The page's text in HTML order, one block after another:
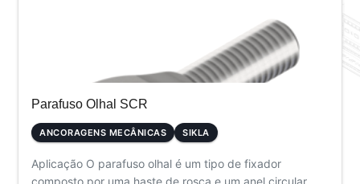
Parafuso Olhal SCR
ANCORAGENS MECÂNICAS SIKLA
Aplicação O parafuso olhal é um tipo de fixador
composto por uma haste de rosca e um anel circular